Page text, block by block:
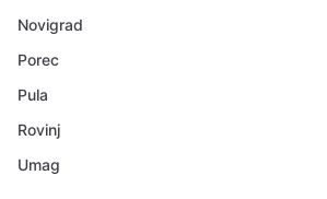
Novigrad
Porec
Pula
Rovinj
Umag